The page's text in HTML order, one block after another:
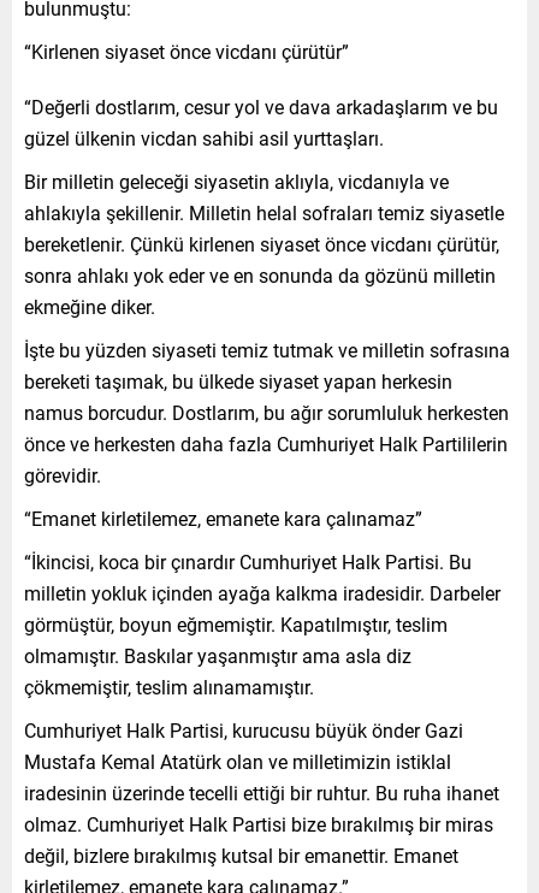
bulunmuştu:
“Kirlenen siyaset önce vicdanı çürütür”
“Değerli dostlarım, cesur yol ve dava arkadaşlarım ve bu
güzel ülkenin vicdan sahibi asil yurttaşları.
Bir milletin geleceği siyasetin aklıyla, vicdanıyla ve
ahlakıyla şekillenir. Milletin helal sofraları temiz siyasetle
bereketlenir. Çünkü kirlenen siyaset önce vicdanı çürütür,
sonra ahlakı yok eder ve en sonunda da gözünü milletin
ekmeğine diker.
İşte bu yüzden siyaseti temiz tutmak ve milletin sofrasına
bereketi taşımak, bu ülkede siyaset yapan herkesin
namus borcudur. Dostlarım, bu ağır sorumluluk herkesten
önce ve herkesten daha fazla Cumhuriyet Halk Partililerin
görevidir.
“Emanet kirletilemez, emanete kara çalınamaz”
“İkincisi, koca bir çınardır Cumhuriyet Halk Partisi. Bu
milletin yokluk içinden ayağa kalkma iradesidir. Darbeler
görmüştür, boyun eğmemiştir. Kapatılmıştır, teslim
olmamıştır. Baskılar yaşanmıştır ama asla diz
çökmemiştir, teslim alınamamıştır.
Cumhuriyet Halk Partisi, kurucusu büyük önder Gazi
Mustafa Kemal Atatürk olan ve milletimizin istiklal
iradesinin üzerinde tecelli ettiği bir ruhtur. Bu ruha ihanet
olmaz. Cumhuriyet Halk Partisi bize bırakılmış bir miras
değil, bizlere bırakılmış kutsal bir emanettir. Emanet
kirletilemez, emanete kara çalınamaz.”